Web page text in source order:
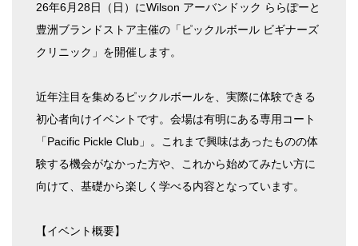
26年6月28日（日）にWilson アーバンドック ららぽーと
豊洲ブランドストア主催の「ピックルボール ビギナーズ
クリニック」を開催します。
近年注目を集めるピックルボールを、実際に体験できる
初心者向けイベントです。会場は有明にある専用コート
「Pacific Pickle Club」。これまで興味はあったものの体
験する機会がなかった方や、これから始めてみたい方に
向けて、基礎から楽しく学べる内容となっています。
【イベント概要】